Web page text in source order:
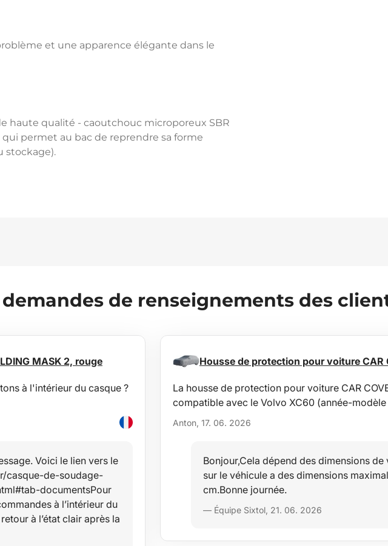
et une apparence élégante dans le
haute qualité - caoutchouc microporeux SBR
permet au bac de reprendre sa forme
stockage).
de renseignements des
MASK 2, rouge
à l'intérieur du casque ?
Voici le lien vers le
casque-de-soudage-
documentsPour
à l’intérieur du
à l’état clair après la
Housse de protection pour voiture CAR
La housse de protection pour voiture CAR
compatible avec le Volvo XC60 (année-
Anton, 17. 06. 2026
Bonjour,Cela dépend des dimensions
sur le véhicule a des dimensions
cm.Bonne journée.
— Équipe Sixtol, 21. 06. 2026